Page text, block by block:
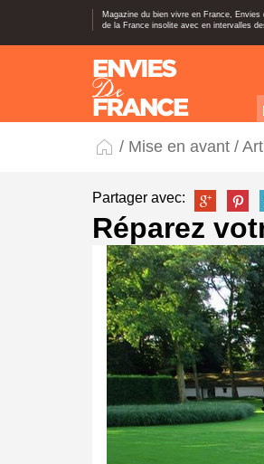
Magazine du bien vivre en France,
de la France insolite avec en intervalles
/ Mise en avant /
Partager avec:
Réparez